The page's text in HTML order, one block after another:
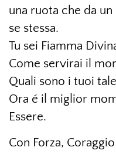
una ruota che da
se stessa.
Tu sei Fiamma
Come servirai il
Quali sono i tuoi
Ora é il miglior
Essere.
Con Forza,